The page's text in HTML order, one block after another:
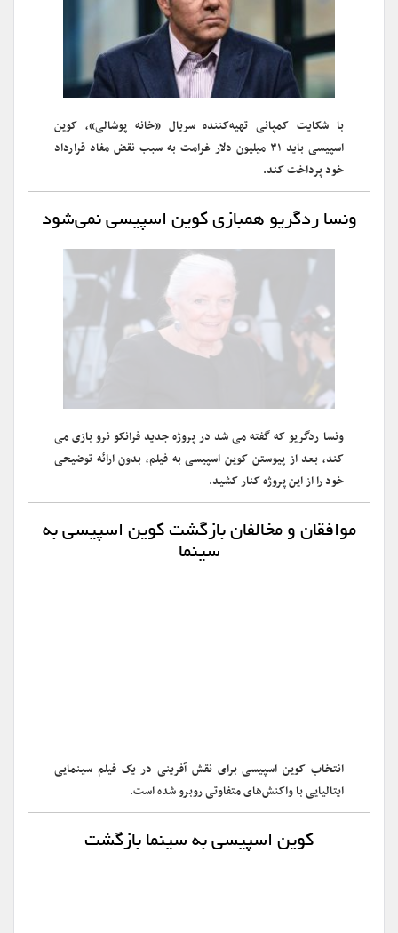
با شکایت کمپانی تهیه‌کننده سریال «خانه پوشالی»، کوین
اسپیسی باید ۳۱ میلیون دلار غرامت به سبب نقض مفاد قرارداد
خود پرداخت کند.
ونسا ردگریو همبازی کوین اسپیسی نمی‌شود
ونسا ردگریو که گفته می شد در پروژه جدید فرانکو نرو بازی می
کند، بعد از پیوستن کوین اسپیسی به فیلم، بدون ارائه توضیحی
خود را از این پروژه کنار کشید.
موافقان و مخالفان بازگشت کوین اسپیسی به
سینما
انتخاب کوین اسپیسی برای نقش آفرینی در یک فیلم سینمایی
ایتالیایی با واکنش‌های متفاوتی روبرو شده است.
کوین اسپیسی به سینما بازگشت